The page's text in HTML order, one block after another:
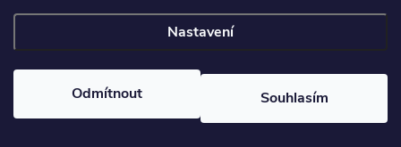
Nastavení
Odmítnout Souhlasím
Copyright 2026
. Všechna práva vyhrazena.